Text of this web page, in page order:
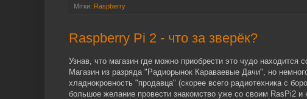
Мітки: Raspberry
Raspberry Pi 2 - что за зверёк?
Узнав, что магазин где можно приобрести это чудо
Магазин из разряда "Радиорынок Караваевые Дачи", но
хладнокровность "продавца" (скорее всего радиотехника с
большое желание провести знакомство уже со своим RasPi2 и